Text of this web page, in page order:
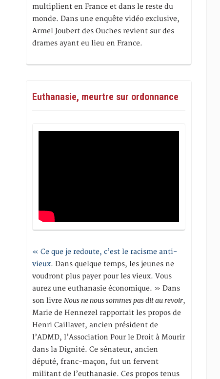
multiplient en France et dans le reste du
monde. Dans une enquête vidéo exclusive,
Armel Joubert des Ouches revient sur des
drames ayant eu lieu en France.
Euthanasie, meurtre sur ordonnance
« Ce que je redoute, c’est le racisme anti-
vieux. Dans quelque temps, les jeunes ne
voudront plus payer pour les vieux. Vous
aurez une euthanasie économique. » Dans
son livreNous ne nous sommes pas dit au revoir,
Marie de Hennezel rapportait les propos de
Henri Caillavet, ancien président de
l’ADMD, l’Association Pour le Droit à Mourir
dans la Dignité. Ce sénateur, ancien
député, franc-maçon, fut un fervent
militant de l’euthanasie. Ces propos tenus